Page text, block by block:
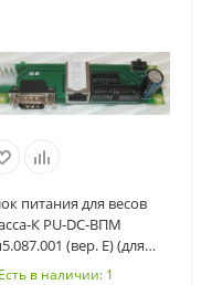
питания для весов
К PU-DC-ВПМ
(вер. Е) (для
с разъемом DB-9
Есть в наличии: 1